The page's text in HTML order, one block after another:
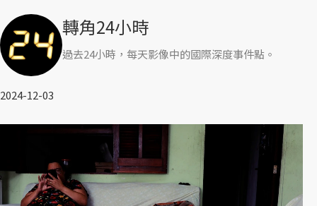
轉角24小時
過去24小時，每天影像中的國際深度事件點。
2024-12-03